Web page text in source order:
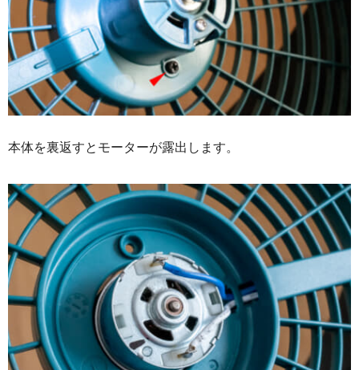
本体を裏返すとモーターが露出します。